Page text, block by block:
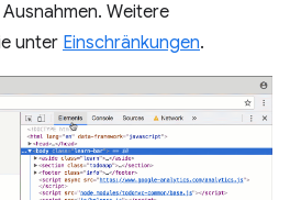
Weitere
unter Einschränkungen.